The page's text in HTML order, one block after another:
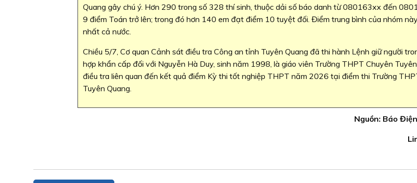
Quang gây chú ý. Hơn 290 trong số 328 thí sinh, thuộc dải số báo danh từ 080163xx đến
9 điểm Toán trở lên; trong đó hơn 140 em đạt điểm 10 tuyệt đối. Điểm trung bình của nhóm
nhất cả nước.
Chiều 5/7, Cơ quan Cảnh sát điều tra Công an tỉnh Tuyên Quang đã thi hành Lệnh giữ người
hợp khẩn cấp đối với Nguyễn Hà Duy, sinh năm 1998, là giáo viên Trường THPT Chuyên
điều tra liên quan đến kết quả điểm Kỳ thi tốt nghiệp THPT năm 2026 tại điểm thi Trường
Tuyên Quang.
Nguồn: Báo